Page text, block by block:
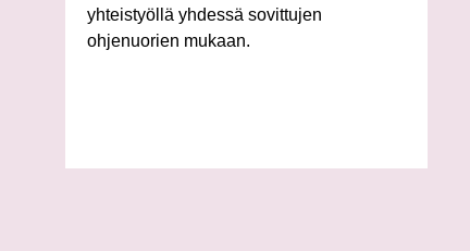
yhteistyöllä yhdessä sovittujen
ohjenuorien mukaan.